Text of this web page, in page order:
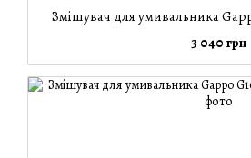
Змішувач для умивальника
3 040 грн